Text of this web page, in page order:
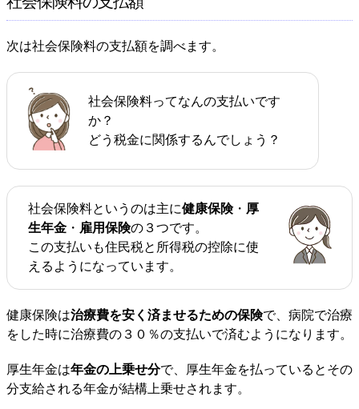
次は社会保険料の支払額を調べます。
社会保険料ってなんの支払いです
か？
どう税金に関係するんでしょう？
社会保険料というのは主に健康保険・ 厚
生年金 ・ 雇用保険の３つです。
この支払いも住民税と所得税の控除に使
えるようになっています。
健康保険は治療費を安く済ませるための保険で、病院で治療
をした時に治療費の３０％の支払いで済むようになります。
厚生年金は年金の上乗せ分で、厚生年金を払っているとその
分支給される年金が結構上乗せされます。